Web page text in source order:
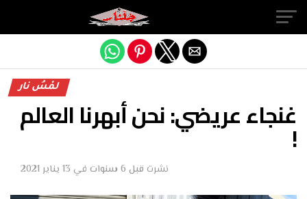
لمْسُ نار
غنجاء عريضي: نحن أبهرنا العالم
!
نشرت قبل 6 سنوات في 13 يناير 2021
Exit mobile version